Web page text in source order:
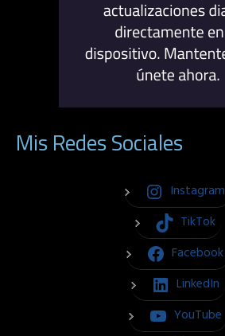
Mis Redes Sociales
Instagram
TikTok
Facebook
LinkedIn
YouTube